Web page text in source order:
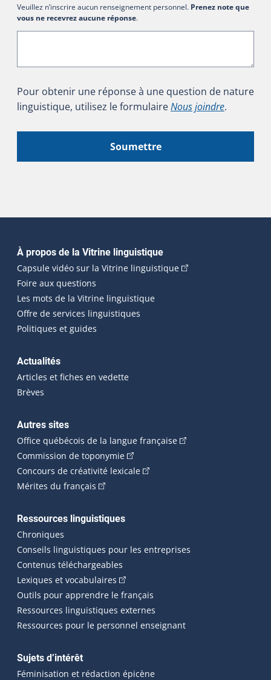
Veuillez n’inscrire aucun renseignement personnel. Prenez note que
vous ne recevrez aucune réponse.
Pour obtenir une réponse à une question de nature
linguistique, utilisez le formulaireNous joindre.
Soumettre
Navigation principale
À propos de la Vitrine linguistique
Capsule vidéo sur la Vitrine linguistique(Cet hyperlien
Foire aux questions
Les mots de la Vitrine linguistique
Offre de services linguistiques
Politiques et guides
Actualités
Articles et fiches en vedette
Brèves
Autres sites
Office québécois de la langue française(Cet hyperlien
Commission de toponymie(Cet hyperlien externe s'ouvrira
Concours de créativité lexicale(Cet hyperlien externe
Mérites du français (Cet hyperlien externe s'ouvrira dans une
Ressources linguistiques
Chroniques
Conseils linguistiques pour les entreprises
Contenus téléchargeables
Lexiques et vocabulaires (Cet hyperlien externe s'ouvrira
Outils pour apprendre le français
Ressources linguistiques externes
Ressources pour le personnel enseignant
Sujets d’intérêt
Féminisation et rédaction épicène